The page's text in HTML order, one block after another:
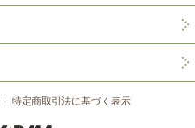
特定商取引法に基づく表示